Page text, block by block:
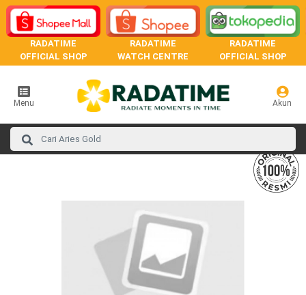
RADATIME
OFFICIAL SHOP
RADATIME
WATCH CENTRE
RADATIME
OFFICIAL SHOP
Menu Akun